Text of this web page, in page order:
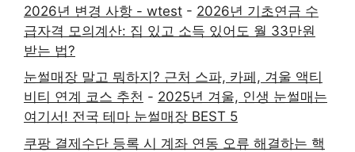
2026년 변경 사항 - wtest - 2026년 기초연금 수
급자격 모의계산: 집 있고 소득 있어도 월 33만원
받는 법?
눈썰매장 말고 뭐하지? 근처 스파, 카페, 겨울 액티
비티 연계 코스 추천 - 2025년 겨울, 인생 눈썰매는
여기서! 전국 테마 눈썰매장 BEST 5
쿠팡 결제수단 등록 시 계좌 연동 오류 해결하는 핵